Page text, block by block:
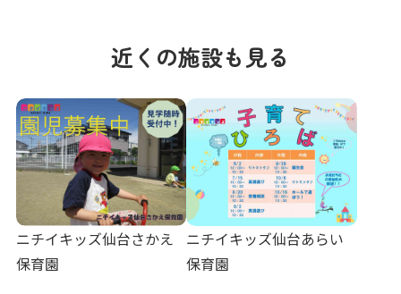
近くの施設も見る
ニチイキッズ仙台さかえ
保育園
ニチイキッズ仙台あらい
保育園